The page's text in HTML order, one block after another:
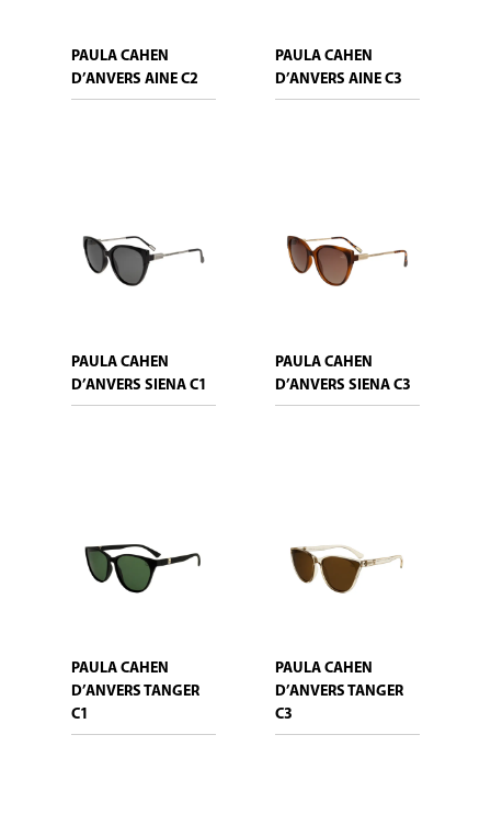
PAULA CAHEN
D’ANVERS AINE C2
PAULA CAHEN
D’ANVERS AINE C3
PAULA CAHEN
D’ANVERS SIENA C1
PAULA CAHEN
D’ANVERS SIENA C3
PAULA CAHEN
D’ANVERS TANGER
C1
PAULA CAHEN
D’ANVERS TANGER
C3